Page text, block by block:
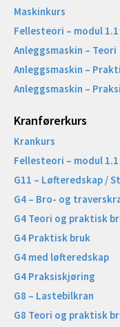
Maskinkurs
Fellesteori – modul 1.1
Anleggsmaskin – Teori
Anleggsmaskin –
Anleggsmaskin –
Kranførerkurs
Krankurs
Fellesteori – modul 1.1
G11 – Løfteredskap /
G4 – Bro- og
G4 Teori og praktisk
G4 Praktisk bruk
G4 med løfteredskap
G4 Praksiskjøring
G8 – Lastebilkran
G8 Teori og praktisk